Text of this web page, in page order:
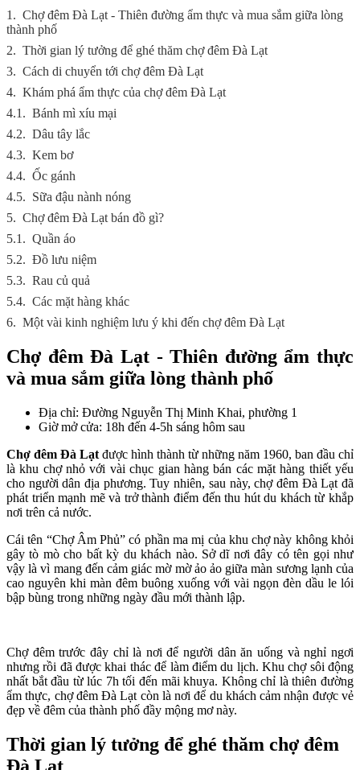
1. Chợ đêm Đà Lạt - Thiên đường ẩm thực và mua sắm giữa lòng
thành phố
2. Thời gian lý tưởng để ghé thăm chợ đêm Đà Lạt
3. Cách di chuyển tới chợ đêm Đà Lạt
4. Khám phá ẩm thực của chợ đêm Đà Lạt
4.1. Bánh mì xíu mại
4.2. Dâu tây lắc
4.3. Kem bơ
4.4. Ốc gánh
4.5. Sữa đậu nành nóng
5. Chợ đêm Đà Lạt bán đồ gì?
5.1. Quần áo
5.2. Đồ lưu niệm
5.3. Rau củ quả
5.4. Các mặt hàng khác
6. Một vài kinh nghiệm lưu ý khi đến chợ đêm Đà Lạt
Chợ đêm Đà Lạt - Thiên đường ẩm thực
và mua sắm giữa lòng thành phố
Địa chỉ: Đường Nguyễn Thị Minh Khai, phường 1
Giờ mở cửa: 18h đến 4-5h sáng hôm sau
Chợ đêm Đà Lạt được hình thành từ những năm 1960, ban đầu chỉ
là khu chợ nhỏ với vài chục gian hàng bán các mặt hàng thiết yếu
cho người dân địa phương. Tuy nhiên, sau này, chợ đêm Đà Lạt đã
phát triển mạnh mẽ và trở thành điểm đến thu hút du khách từ khắp
nơi trên cả nước.
Cái tên “Chợ Âm Phủ” có phần ma mị của khu chợ này không khỏi
gây tò mò cho bất kỳ du khách nào. Sở dĩ nơi đây có tên gọi như
vậy là vì mang đến cảm giác mờ mờ ảo ảo giữa màn sương lạnh của
cao nguyên khi màn đêm buông xuống với vài ngọn đèn dầu le lói
bập bùng trong những ngày đầu mới thành lập.
Chợ đêm trước đây chỉ là nơi để người dân ăn uống và nghỉ ngơi
nhưng rồi đã được khai thác để làm điểm du lịch. Khu chợ sôi động
nhất bắt đầu từ lúc 7h tối đến mãi khuya. Không chỉ là thiên đường
ẩm thực, chợ đêm Đà Lạt còn là nơi để du khách cảm nhận được vẻ
đẹp về đêm của thành phố đầy mộng mơ này.
Thời gian lý tưởng để ghé thăm chợ đêm